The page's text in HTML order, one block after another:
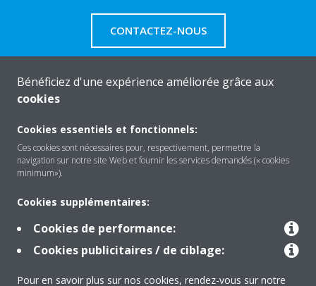
CONTACTEZ-NOUS
Solutions
Contact
Outils
Bénéficiez d'une expérience améliorée grâce aux
cookies
Cookies essentiels et fonctionnels:
Ces cookies sont nécessaires pour, respectivement, permettre la
navigation sur notre site Web et fournir les services demandés (« cookies
minimum»).
Cookies supplémentaires:
Cookies de performance:
Cookies publicitaires / de ciblage:
Pour en savoir plus sur nos cookies, rendez-vous sur notre